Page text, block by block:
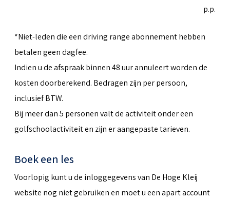
p.p.
*Niet-leden die een driving range abonnement hebben
betalen geen dagfee.
Indien u de afspraak binnen 48 uur annuleert worden de
kosten doorberekend. Bedragen zijn per persoon,
inclusief BTW.
Bij meer dan 5 personen valt de activiteit onder een
golfschoolactiviteit en zijn er aangepaste tarieven.
Boek een les
Voorlopig kunt u de inloggegevens van De Hoge Kleij
website nog niet gebruiken en moet u een apart account